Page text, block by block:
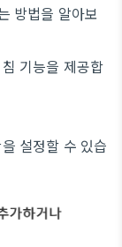
방법을 알아보
기능을 제공합
설정할 수 있습